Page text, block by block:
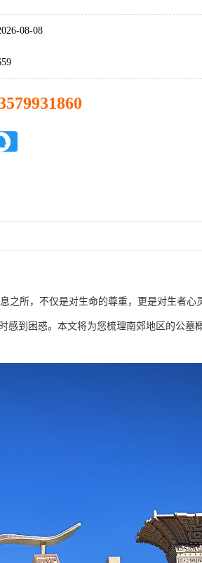
08-08
之所，不仅是对生命的尊重，更是对生者心
感到困惑。本文将为您梳理南郊地区的公墓